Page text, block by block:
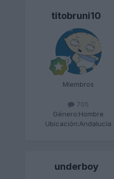
titobruni10
Miembros
705
Género:Hombre
Ubicación:Andalucía
underboy